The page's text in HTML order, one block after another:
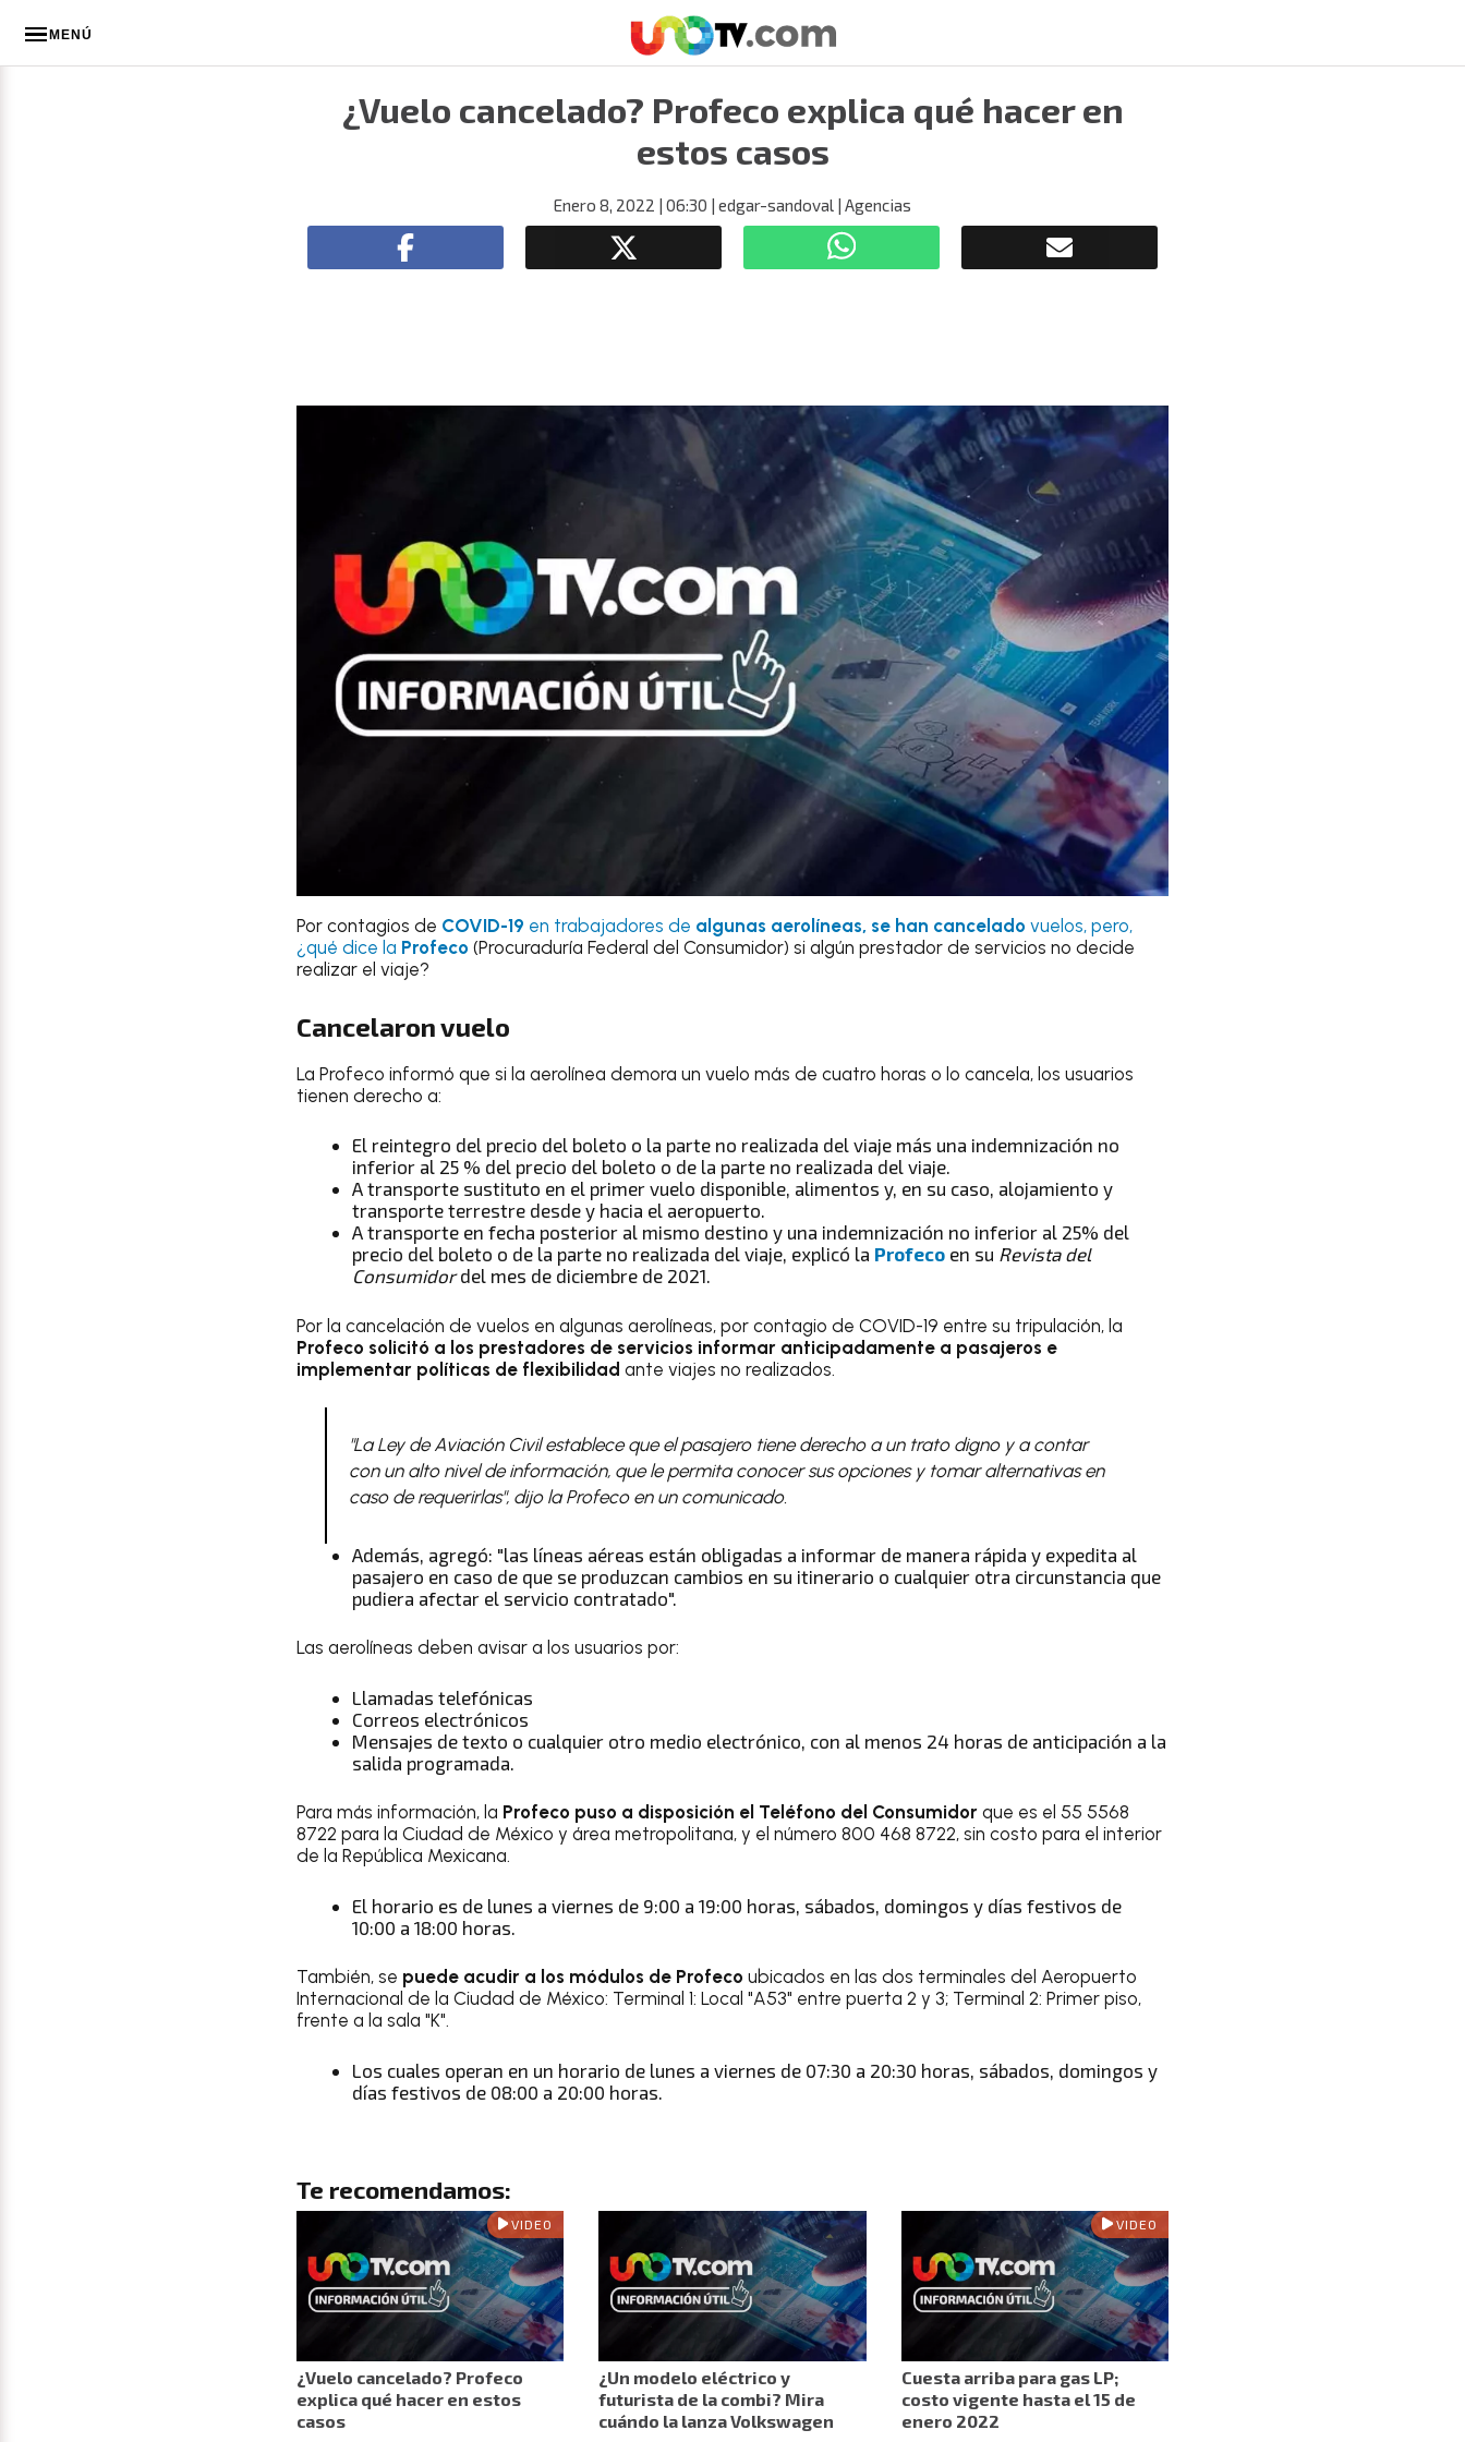
MENÚ
¿Vuelo cancelado? Profeco explica qué hacer en
estos casos
Enero 8, 2022 | 06:30 | edgar-sandoval | Agencias
Por contagios de COVID-19 en trabajadores de algunas aerolíneas, se han cancelado vuelos, pero,
¿qué dice la Profeco (Procuraduría Federal del Consumidor) si algún prestador de servicios no decide
realizar el viaje?
Cancelaron vuelo
La Profeco informó que si la aerolínea demora un vuelo más de cuatro horas o lo cancela, los usuarios
tienen derecho a:
El reintegro del precio del boleto o la parte no realizada del viaje más una indemnización no
inferior al 25 % del precio del boleto o de la parte no realizada del viaje.
A transporte sustituto en el primer vuelo disponible, alimentos y, en su caso, alojamiento y
transporte terrestre desde y hacia el aeropuerto.
A transporte en fecha posterior al mismo destino y una indemnización no inferior al 25% del
precio del boleto o de la parte no realizada del viaje, explicó la Profeco en su Revista del
Consumidordel mes de diciembre de 2021.
Por la cancelación de vuelos en algunas aerolíneas, por contagio de COVID-19 entre su tripulación, la
Profeco solicitó a los prestadores de servicios informar anticipadamente a pasajeros e
implementar políticas de flexibilidad ante viajes no realizados.
"La Ley de Aviación Civil establece que el pasajero tiene derecho a un trato digno y a contar
con un alto nivel de información, que le permita conocer sus opciones y tomar alternativas en
caso de requerirlas", dijo la Profeco en un comunicado.
Además, agregó: "las líneas aéreas están obligadas a informar de manera rápida y expedita al
pasajero en caso de que se produzcan cambios en su itinerario o cualquier otra circunstancia que
pudiera afectar el servicio contratado".
Las aerolíneas deben avisar a los usuarios por:
Llamadas telefónicas
Correos electrónicos
Mensajes de texto o cualquier otro medio electrónico, con al menos 24 horas de anticipación a la
salida programada.
Para más información, la Profeco puso a disposición el Teléfono del Consumidor que es el 55 5568
8722 para la Ciudad de México y área metropolitana, y el número 800 468 8722, sin costo para el interior
de la República Mexicana.
El horario es de lunes a viernes de 9:00 a 19:00 horas, sábados, domingos y días festivos de
10:00 a 18:00 horas.
También, se puede acudir a los módulos de Profeco ubicados en las dos terminales del Aeropuerto
Internacional de la Ciudad de México: Terminal 1: Local "A53" entre puerta 2 y 3; Terminal 2: Primer piso,
frente a la sala "K".
Los cuales operan en un horario de lunes a viernes de 07:30 a 20:30 horas, sábados, domingos y
días festivos de 08:00 a 20:00 horas.
Te recomendamos:
VIDEO
¿Vuelo cancelado? Profeco
explica qué hacer en estos
casos
¿Un modelo eléctrico y
futurista de la combi? Mira
cuándo la lanza Volkswagen
VIDEO
Cuesta arriba para gas LP;
costo vigente hasta el 15 de
enero 2022